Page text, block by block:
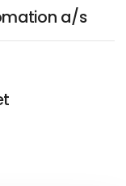
a/s